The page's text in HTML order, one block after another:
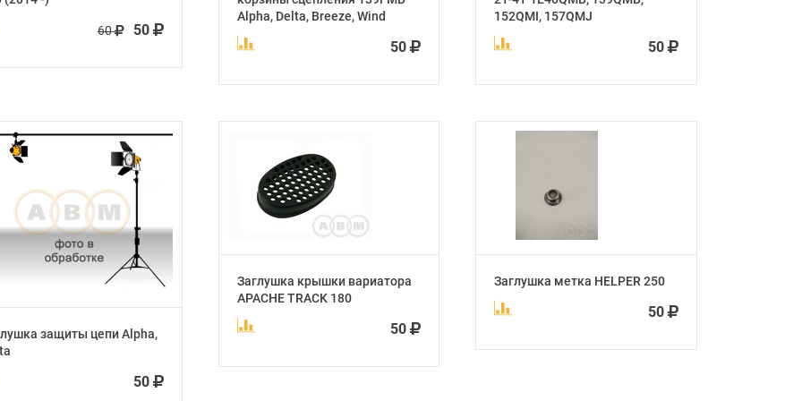
60 50
Alpha, Delta, Breeze, Wind
50
152QMI, 157QMJ
50
защиты цепи Alpha,
50
Заглушка крышки вариатора
APACHE TRACK 180
50
Заглушка метка HELPER 250
50